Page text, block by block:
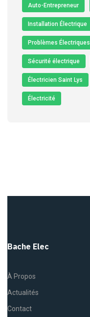
Auto-Entrepreneur
Installation Électrique
Problèmes Électriques
Sécurité électrique
Électricien Saint Lys
Électricité
Bache Elec
À Propos
Actualités
Contact